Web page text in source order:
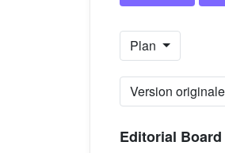
Plan
Version originale
Editorial